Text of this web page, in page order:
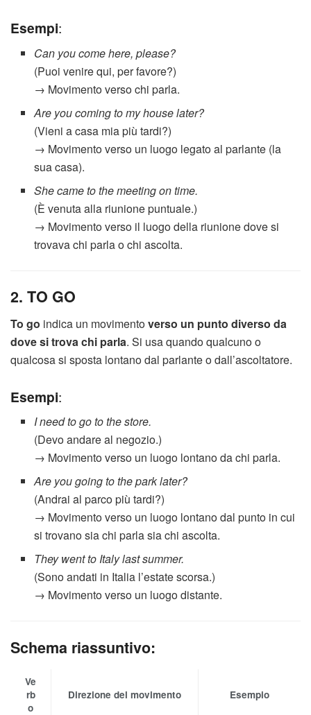
Esempi:
Can you come here, please?
(Puoi venire qui, per favore?)
→ Movimento verso chi parla.
Are you coming to my house later?
(Vieni a casa mia più tardi?)
→ Movimento verso un luogo legato al parlante (la
sua casa).
She came to the meeting on time.
(È venuta alla riunione puntuale.)
→ Movimento verso il luogo della riunione dove si
trovava chi parla o chi ascolta.
2. TO GO
To go indica un movimentoverso un punto diverso da
dove si trova chi parla. Si usa quando qualcuno o
qualcosa si sposta lontano dal parlante o dall’ascoltatore.
Esempi:
I need to go to the store.
(Devo andare al negozio.)
→ Movimento verso un luogo lontano da chi parla.
Are you going to the park later?
(Andrai al parco più tardi?)
→ Movimento verso un luogo lontano dal punto in cui
si trovano sia chi parla sia chi ascolta.
They went to Italy last summer.
(Sono andati in Italia l’estate scorsa.)
→ Movimento verso un luogo distante.
Schema riassuntivo:
Ve
rb
o
Direzione del movimento Esempio